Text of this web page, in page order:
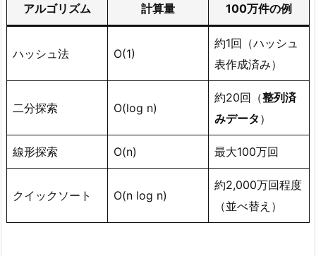
アルゴリズム 計算量 100万件の例
ハッシュ法 O(1)
約1回（ハッシュ
表作成済み）
二分探索 O(log n)
約20回（整列済
みデータ ）
線形探索 O(n) 最大100万回
クイックソート O(n log n)
約2,000万回程度
（並べ替え）